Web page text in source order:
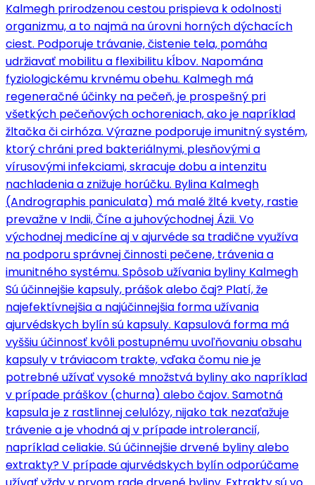
Kalmegh prirodzenou cestou prispieva k odolnosti
organizmu, a to najmä na úrovni horných dýchacích
ciest. Podporuje trávanie, čistenie tela, pomáha
udržiavať mobilitu a flexibilitu kĺbov. Napomána
fyziologickému krvnému obehu. Kalmegh má
regeneračné účinky na pečeň, je prospešný pri
všetkých pečeňových ochoreniach, ako je napríklad
žltačka či cirhóza. Výrazne podporuje imunitný systém,
ktorý chráni pred bakteriálnymi, plesňovými a
vírusovými infekciami, skracuje dobu a intenzitu
nachladenia a znižuje horúčku. Bylina Kalmegh
(Andrographis paniculata) má malé žlté kvety, rastie
prevažne v Indii, Číne a juhovýchodnej Ázii. Vo
východnej medicíne aj v ajurvéde sa tradične využíva
na podporu správnej činnosti pečene, trávenia a
imunitného systému. Spôsob užívania byliny Kalmegh
Sú účinnejšie kapsuly, prášok alebo čaj? Platí, že
najefektívnejšia a najúčinnejšia forma užívania
ajurvédskych bylín sú kapsuly. Kapsulová forma má
vyššiu účinnosť kvôli postupnému uvoľňovaniu obsahu
kapsuly v tráviacom trakte, vďaka čomu nie je
potrebné užívať vysoké množstvá byliny ako napríklad
v prípade práškov (churna) alebo čajov. Samotná
kapsula je z rastlinnej celulózy, nijako tak nezaťažuje
trávenie a je vhodná aj v prípade introlerancií,
napríklad celiakie. Sú účinnejšie drvené byliny alebo
extrakty? V prípade ajurvédskych bylín odporúčame